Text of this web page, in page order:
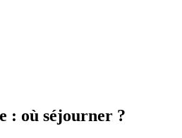
: où séjourner ?